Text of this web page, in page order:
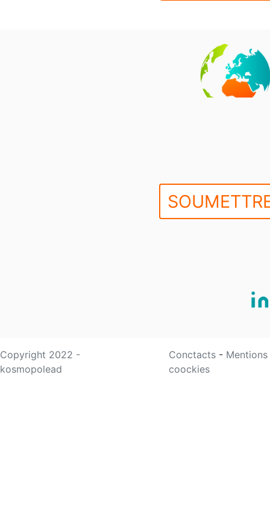
Copyright 2022 -
kosmopolead
Conctacts -
coockies